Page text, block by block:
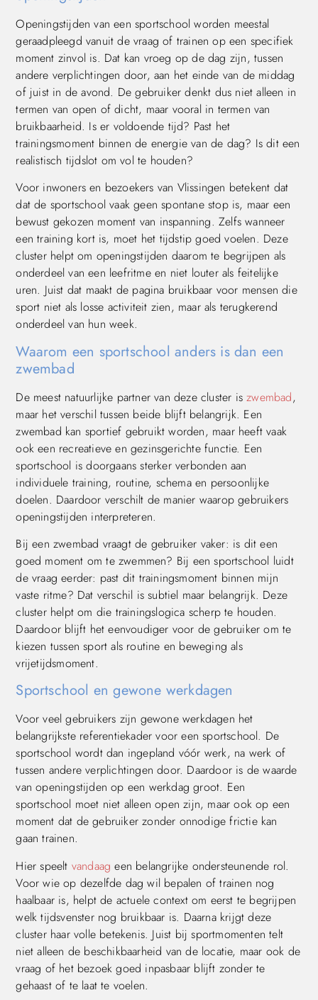
Openingstijden van een sportschool worden meestal
geraadpleegd vanuit de vraag of trainen op een specifiek
moment zinvol is. Dat kan vroeg op de dag zijn, tussen
andere verplichtingen door, aan het einde van de middag
of juist in de avond. De gebruiker denkt dus niet alleen in
termen van open of dicht, maar vooral in termen van
bruikbaarheid. Is er voldoende tijd? Past het
trainingsmoment binnen de energie van de dag? Is dit een
realistisch tijdslot om vol te houden?
Voor inwoners en bezoekers van Vlissingen betekent dat
dat de sportschool vaak geen spontane stop is, maar een
bewust gekozen moment van inspanning. Zelfs wanneer
een training kort is, moet het tijdstip goed voelen. Deze
cluster helpt om openingstijden daarom te begrijpen als
onderdeel van een leefritme en niet louter als feitelijke
uren. Juist dat maakt de pagina bruikbaar voor mensen die
sport niet als losse activiteit zien, maar als terugkerend
onderdeel van hun week.
Waarom een sportschool anders is dan een
zwembad
De meest natuurlijke partner van deze cluster iszwembad,
maar het verschil tussen beide blijft belangrijk. Een
zwembad kan sportief gebruikt worden, maar heeft vaak
ook een recreatieve en gezinsgerichte functie. Een
sportschool is doorgaans sterker verbonden aan
individuele training, routine, schema en persoonlijke
doelen. Daardoor verschilt de manier waarop gebruikers
openingstijden interpreteren.
Bij een zwembad vraagt de gebruiker vaker: is dit een
goed moment om te zwemmen? Bij een sportschool luidt
de vraag eerder: past dit trainingsmoment binnen mijn
vaste ritme? Dat verschil is subtiel maar belangrijk. Deze
cluster helpt om die trainingslogica scherp te houden.
Daardoor blijft het eenvoudiger voor de gebruiker om te
kiezen tussen sport als routine en beweging als
vrijetijdsmoment.
Sportschool en gewone werkdagen
Voor veel gebruikers zijn gewone werkdagen het
belangrijkste referentiekader voor een sportschool. De
sportschool wordt dan ingepland vóór werk, na werk of
tussen andere verplichtingen door. Daardoor is de waarde
van openingstijden op een werkdag groot. Een
sportschool moet niet alleen open zijn, maar ook op een
moment dat de gebruiker zonder onnodige frictie kan
gaan trainen.
Hier speelt vandaag een belangrijke ondersteunende rol.
Voor wie op dezelfde dag wil bepalen of trainen nog
haalbaar is, helpt de actuele context om eerst te begrijpen
welk tijdsvenster nog bruikbaar is. Daarna krijgt deze
cluster haar volle betekenis. Juist bij sportmomenten telt
niet alleen de beschikbaarheid van de locatie, maar ook de
vraag of het bezoek goed inpasbaar blijft zonder te
gehaast of te laat te voelen.